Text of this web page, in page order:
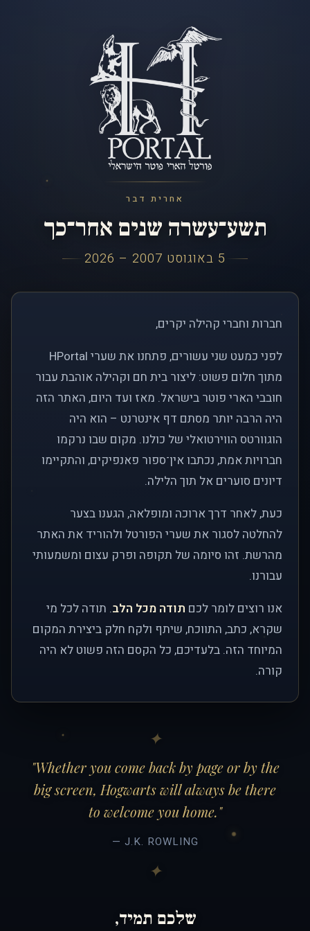
אחרית דבר
תשע־עשרה שנים אחר־כך
5 באוגוסט 2007 – 2026
חברות וחברי קהילה יקרים,
לפני כמעט שני עשורים, פתחנו את שערי HPortal
מתוך חלום פשוט: ליצור בית חם וקהילה אוהבת עבור
חובבי הארי פוטר בישראל. מאז ועד היום, האתר הזה
היה הרבה יותר מסתם דף אינטרנט – הוא היה
הוגוורטס הווירטואלי של כולנו. מקום שבו נרקמו
חברויות אמת, נכתבו אין־ספור פאנפיקים, והתקיימו
דיונים סוערים אל תוך הלילה.
כעת, לאחר דרך ארוכה ומופלאה, הגענו בצער
להחלטה לסגור את שערי הפורטל ולהוריד את האתר
מהרשת. זהו סיומה של תקופה ופרק עצום ומשמעותי
עבורנו.
אנו רוצים לומר לכם תודה מכל הלב. תודה לכל מי
שקרא, כתב, התווכח, שיתף ולקח חלק ביצירת המקום
המיוחד הזה. בלעדיכם, כל הקסם הזה פשוט לא היה
קורה.
"Whether you come back by page or by the
big screen, Hogwarts will always be there
to welcome you home."
— J.K. ROWLING
שלכם תמיד,